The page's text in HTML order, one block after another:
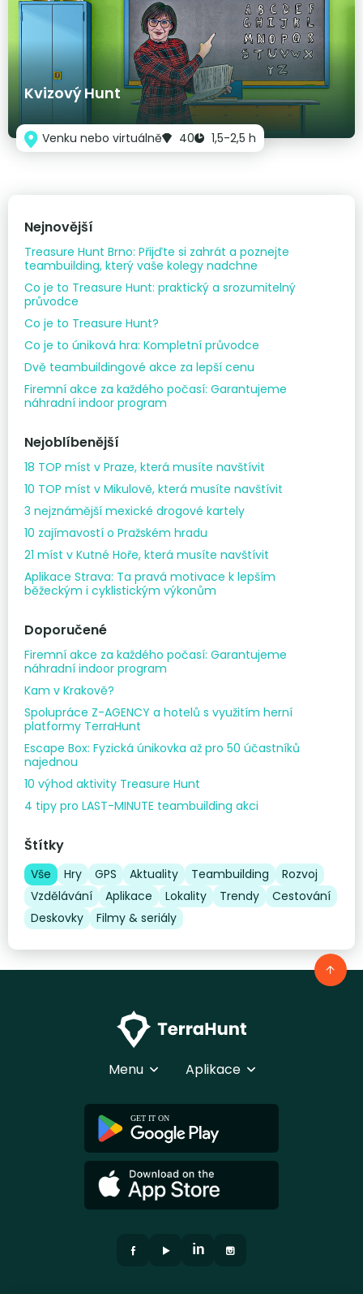
Kvizový Hunt
Venku nebo virtuálně 40 1,5-2,5 h
Nejnovější
Treasure Hunt Brno: Přijďte si zahrát a poznejte
teambuilding, který vaše kolegy nadchne
Co je to Treasure Hunt: praktický a srozumitelný
průvodce
Co je to Treasure Hunt?
Co je to úniková hra: Kompletní průvodce
Dvě teambuildingové akce za lepší cenu
Firemní akce za každého počasí: Garantujeme
náhradní indoor program
Nejoblíbenější
18 TOP míst v Praze, která musíte navštívit
10 TOP míst v Mikulově, která musíte navštívit
3 nejznámější mexické drogové kartely
10 zajímavostí o Pražském hradu
21 míst v Kutné Hoře, která musíte navštívit
Aplikace Strava: Ta pravá motivace k lepším
běžeckým i cyklistickým výkonům
Doporučené
Firemní akce za každého počasí: Garantujeme
náhradní indoor program
Kam v Krakově?
Spolupráce Z-AGENCY a hotelů s využitím herní
platformy TerraHunt
Escape Box: Fyzická únikovka až pro 50 účastníků
najednou
10 výhod aktivity Treasure Hunt
4 tipy pro LAST-MINUTE teambuilding akci
Štítky
Vše Hry GPS Aktuality Teambuilding
Rozvoj
Vzdělávání
Aplikace Lokality Trendy
Cestování
Deskovky
Filmy & seriály
Menu Aplikace